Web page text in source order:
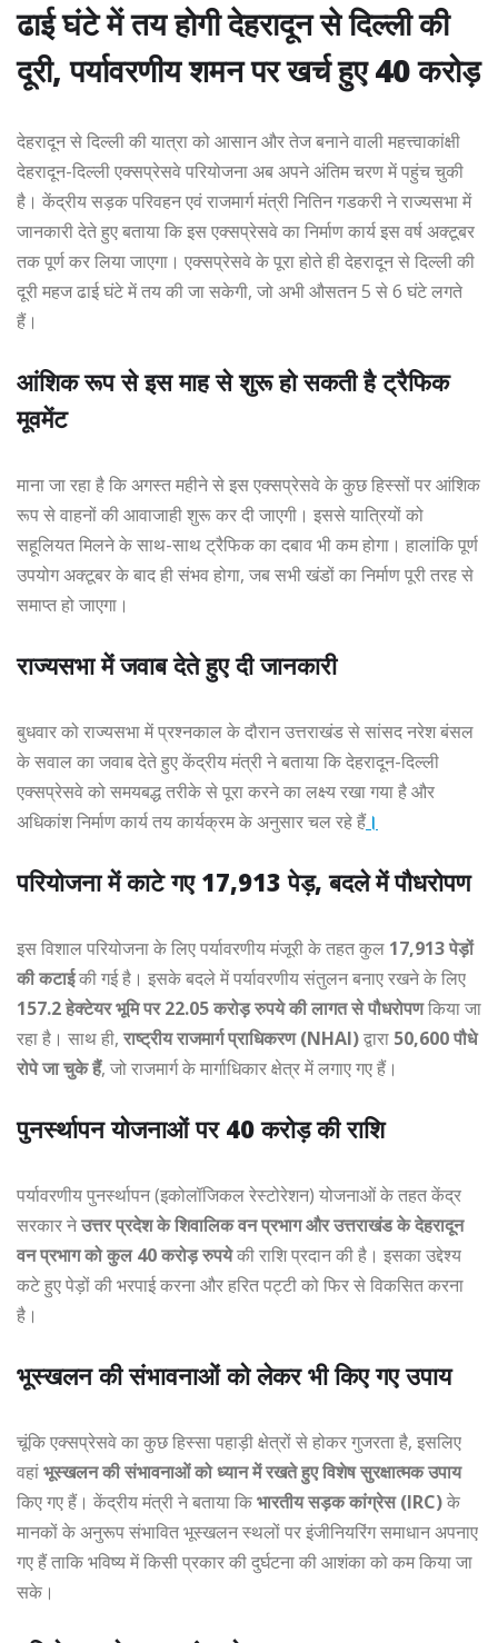
ढाई घंटे में तय होगी देहरादून से दिल्ली की
दूरी, पर्यावरणीय शमन पर खर्च हुए 40 करोड़
देहरादून से दिल्ली की यात्रा को आसान और तेज बनाने वाली महत्त्वाकांक्षी
देहरादून-दिल्ली एक्सप्रेसवे परियोजना अब अपने अंतिम चरण में पहुंच चुकी
है। केंद्रीय सड़क परिवहन एवं राजमार्ग मंत्री नितिन गडकरी ने राज्यसभा में
जानकारी देते हुए बताया कि इस एक्सप्रेसवे का निर्माण कार्य इस वर्ष अक्टूबर
तक पूर्ण कर लिया जाएगा। एक्सप्रेसवे के पूरा होते ही देहरादून से दिल्ली की
दूरी महज ढाई घंटे में तय की जा सकेगी, जो अभी औसतन 5 से 6 घंटे लगते
हैं।
आंशिक रूप से इस माह से शुरू हो सकती है ट्रैफिक
मूवमेंट
माना जा रहा है कि अगस्त महीने से इस एक्सप्रेसवे के कुछ हिस्सों पर आंशिक
रूप से वाहनों की आवाजाही शुरू कर दी जाएगी। इससे यात्रियों को
सहूलियत मिलने के साथ-साथ ट्रैफिक का दबाव भी कम होगा। हालांकि पूर्ण
उपयोग अक्टूबर के बाद ही संभव होगा, जब सभी खंडों का निर्माण पूरी तरह से
समाप्त हो जाएगा।
राज्यसभा में जवाब देते हुए दी जानकारी
बुधवार को राज्यसभा में प्रश्नकाल के दौरान उत्तराखंड से सांसद नरेश बंसल
के सवाल का जवाब देते हुए केंद्रीय मंत्री ने बताया कि देहरादून-दिल्ली
एक्सप्रेसवे को समयबद्ध तरीके से पूरा करने का लक्ष्य रखा गया है और
अधिकांश निर्माण कार्य तय कार्यक्रम के अनुसार चल रहे हैं।
परियोजना में काटे गए 17,913 पेड़, बदले में पौधरोपण
इस विशाल परियोजना के लिए पर्यावरणीय मंजूरी के तहत कुल 17,913 पेड़ों
की कटाईकी गई है। इसके बदले में पर्यावरणीय संतुलन बनाए रखने के लिए
157.2 हेक्टेयर भूमि पर 22.05 करोड़ रुपये की लागत से पौधरोपणकिया जा
रहा है। साथ ही, राष्ट्रीय राजमार्ग प्राधिकरण (NHAI)द्वारा 50,600 पौधे
रोपे जा चुके हैं, जो राजमार्ग के मार्गाधिकार क्षेत्र में लगाए गए हैं।
पुनर्स्थापन योजनाओं पर 40 करोड़ की राशि
पर्यावरणीय पुनर्स्थापन (इकोलॉजिकल रेस्टोरेशन) योजनाओं के तहत केंद्र
सरकार नेउत्तर प्रदेश के शिवालिक वन प्रभाग और उत्तराखंड के देहरादून
वन प्रभाग को कुल 40 करोड़ रुपयेकी राशि प्रदान की है। इसका उद्देश्य
कटे हुए पेड़ों की भरपाई करना और हरित पट्टी को फिर से विकसित करना
है।
भूस्खलन की संभावनाओं को लेकर भी किए गए उपाय
चूंकि एक्सप्रेसवे का कुछ हिस्सा पहाड़ी क्षेत्रों से होकर गुजरता है, इसलिए
वहांभूस्खलन की संभावनाओं को ध्यान में रखते हुए विशेष सुरक्षात्मक उपाय
किए गए हैं। केंद्रीय मंत्री ने बताया किभारतीय सड़क कांग्रेस (IRC)के
मानकों के अनुरूप संभावित भूस्खलन स्थलों पर इंजीनियरिंग समाधान अपनाए
गए हैं ताकि भविष्य में किसी प्रकार की दुर्घटना की आशंका को कम किया जा
सके।